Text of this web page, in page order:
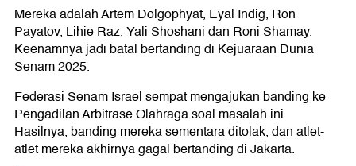
Mereka adalah Artem Dolgophyat, Eyal Indig, Ron
Payatov, Lihie Raz, Yali Shoshani dan Roni Shamay.
Keenamnya jadi batal bertanding di Kejuaraan Dunia
Senam 2025.
Federasi Senam Israel sempat mengajukan banding ke
Pengadilan Arbitrase Olahraga soal masalah ini.
Hasilnya, banding mereka sementara ditolak, dan atlet-
atlet mereka akhirnya gagal bertanding di Jakarta.